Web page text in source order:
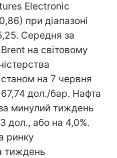
Electronic
при діапазоні
Середня за
на світовому
на 7 червня
дол./бар. Нафта
минулий тиждень
дол., або на 4,0%.
ринку
тиждень